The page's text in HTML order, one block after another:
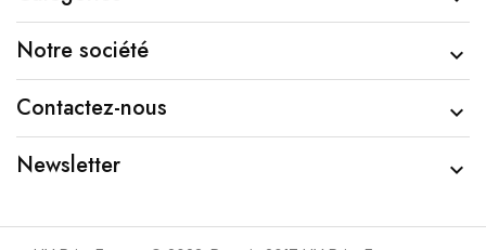
Notre société 
Contactez-nous 
Newsletter 